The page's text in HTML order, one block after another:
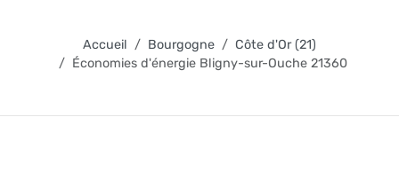
Accueil Bourgogne
Côte d'Or (21)
Économies d'énergie Bligny-sur-Ouche 21360